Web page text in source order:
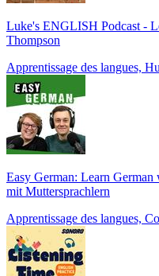
Luke's ENGLISH Podcast -
Thompson
Apprentissage des langues,
Easy German: Learn German
mit Muttersprachlern
Apprentissage des langues,